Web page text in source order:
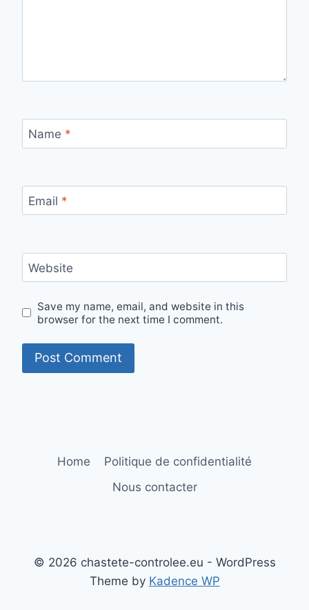
Name *
Email *
Website
Save my name, email, and website in this
browser for the next time I comment.
Home
Politique de confidentialité
Nous contacter
© 2026 chastete-controlee.eu - WordPress
Theme by Kadence WP